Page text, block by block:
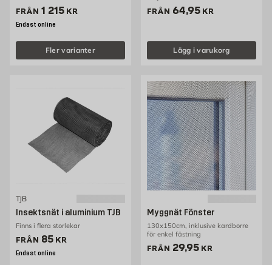
FRÅN Pris 1215 kr
1 215 KR
Endast online
Fler varianter
FRÅN Pris 64.95 kr
64,95 KR
Lägg i varukorg
TJB
Insektsnät i aluminium TJB
Finns i flera storlekar
FRÅN Pris 85 kr
85 KR
Endast online
Myggnät Fönster
130x150cm, inklusive kardborre
för enkel fästning
FRÅN Pris 29.95 kr
29,95 KR